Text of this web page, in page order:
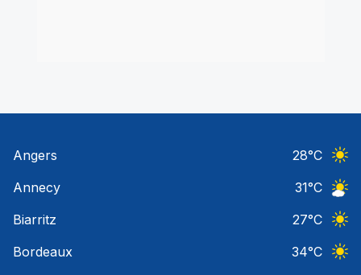
Angers 28°C
Annecy
31°C
Biarritz
27°C
Bordeaux
34°C